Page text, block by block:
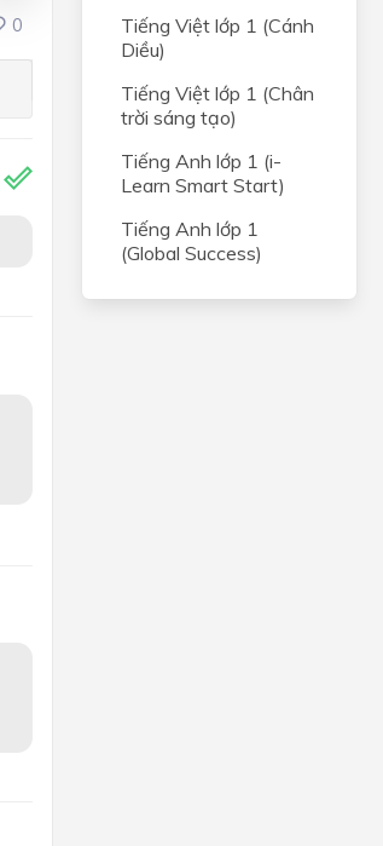
0
Tiếng Việt lớp 1 (Cánh
Diều)
Tiếng Việt lớp 1 (Chân
trời sáng tạo)
Tiếng Anh lớp 1 (i-
Learn Smart Start)
Tiếng Anh lớp 1
(Global Success)